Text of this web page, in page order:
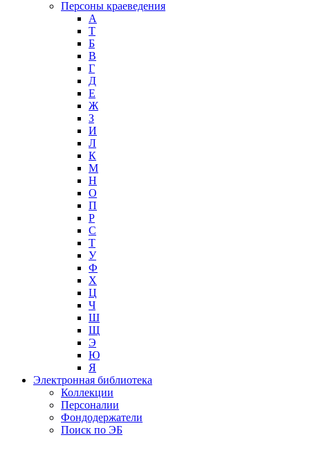
Персоны краеведения
А
T
Б
В
Г
Д
Е
Ж
З
И
Л
К
М
Н
О
П
Р
С
Т
У
Ф
Х
Ц
Ч
Ш
Щ
Э
Ю
Я
Электронная библиотека
Коллекции
Персоналии
Фондодержатели
Поиск по ЭБ